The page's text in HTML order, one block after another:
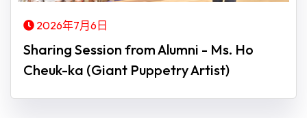
2026年7月6日
Sharing Session from Alumni - Ms. Ho
Cheuk-ka (Giant Puppetry Artist)